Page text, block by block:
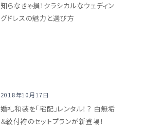
知らなきゃ損！クラシカルなウェディン
グドレスの魅力と選び方
2018年10月17日
婚礼和装を「宅配」レンタル！？ 白無垢
＆紋付袴のセットプランが新登場！